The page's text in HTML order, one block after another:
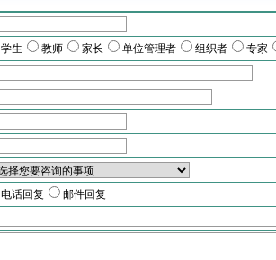
学生 教师 家长 单位管理者 组织者
专家
电话回复
邮件回复